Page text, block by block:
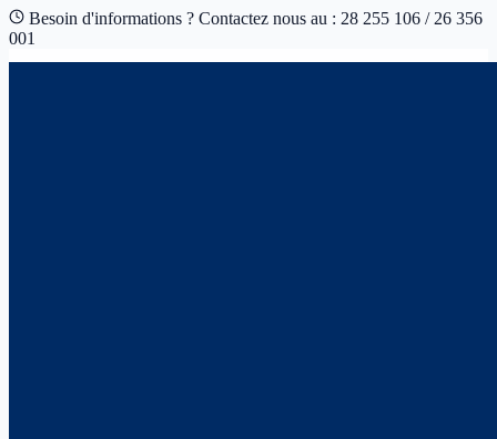
Besoin d'informations ? Contactez nous au : 28 255 106 / 26 356
001